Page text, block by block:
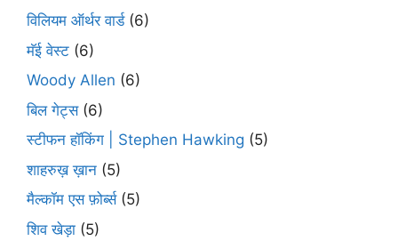
विलियम ऑर्थर वार्ड(6)
मॅई वेस्ट (6)
Woody Allen (6)
बिल गेट्स(6)
स्टीफन हॉकिंग | Stephen Hawking (5)
शाहरुख़ ख़ान (5)
मैल्कॉम एस फ़ोर्ब्स(5)
शिव खेड़ा (5)